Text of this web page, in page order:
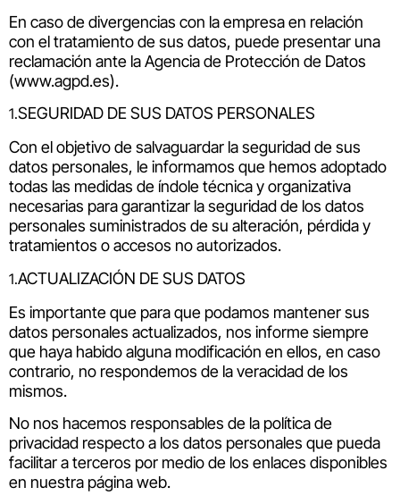
En caso de divergencias con la empresa en relación
con el tratamiento de sus datos, puede presentar una
reclamación ante la Agencia de Protección de Datos
(www.agpd.es).
SEGURIDAD DE SUS DATOS PERSONALES
Con el objetivo de salvaguardar la seguridad de sus
datos personales, le informamos que hemos adoptado
todas las medidas de índole técnica y organizativa
necesarias para garantizar la seguridad de los datos
personales suministrados de su alteración, pérdida y
tratamientos o accesos no autorizados.
ACTUALIZACIÓN DE SUS DATOS
Es importante que para que podamos mantener sus
datos personales actualizados, nos informe siempre
que haya habido alguna modificación en ellos, en caso
contrario, no respondemos de la veracidad de los
mismos.
No nos hacemos responsables de la política de
privacidad respecto a los datos personales que pueda
facilitar a terceros por medio de los enlaces disponibles
en nuestra página web.